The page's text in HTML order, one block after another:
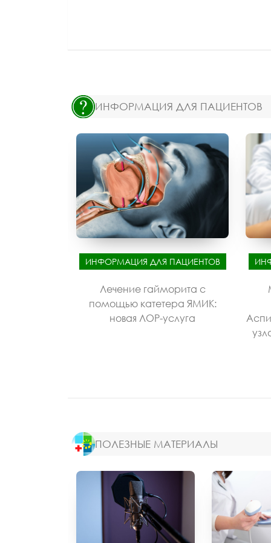
ИНФОРМАЦИЯ ДЛЯ ПАЦИЕНТОВ
ИНФОРМАЦИЯ ДЛЯ ПАЦИЕНТОВ
Лечение гайморита с
помощью катетера ЯМИК:
новая ЛОР-услуга
ПОЛЕЗНЫЕ МАТЕРИАЛЫ